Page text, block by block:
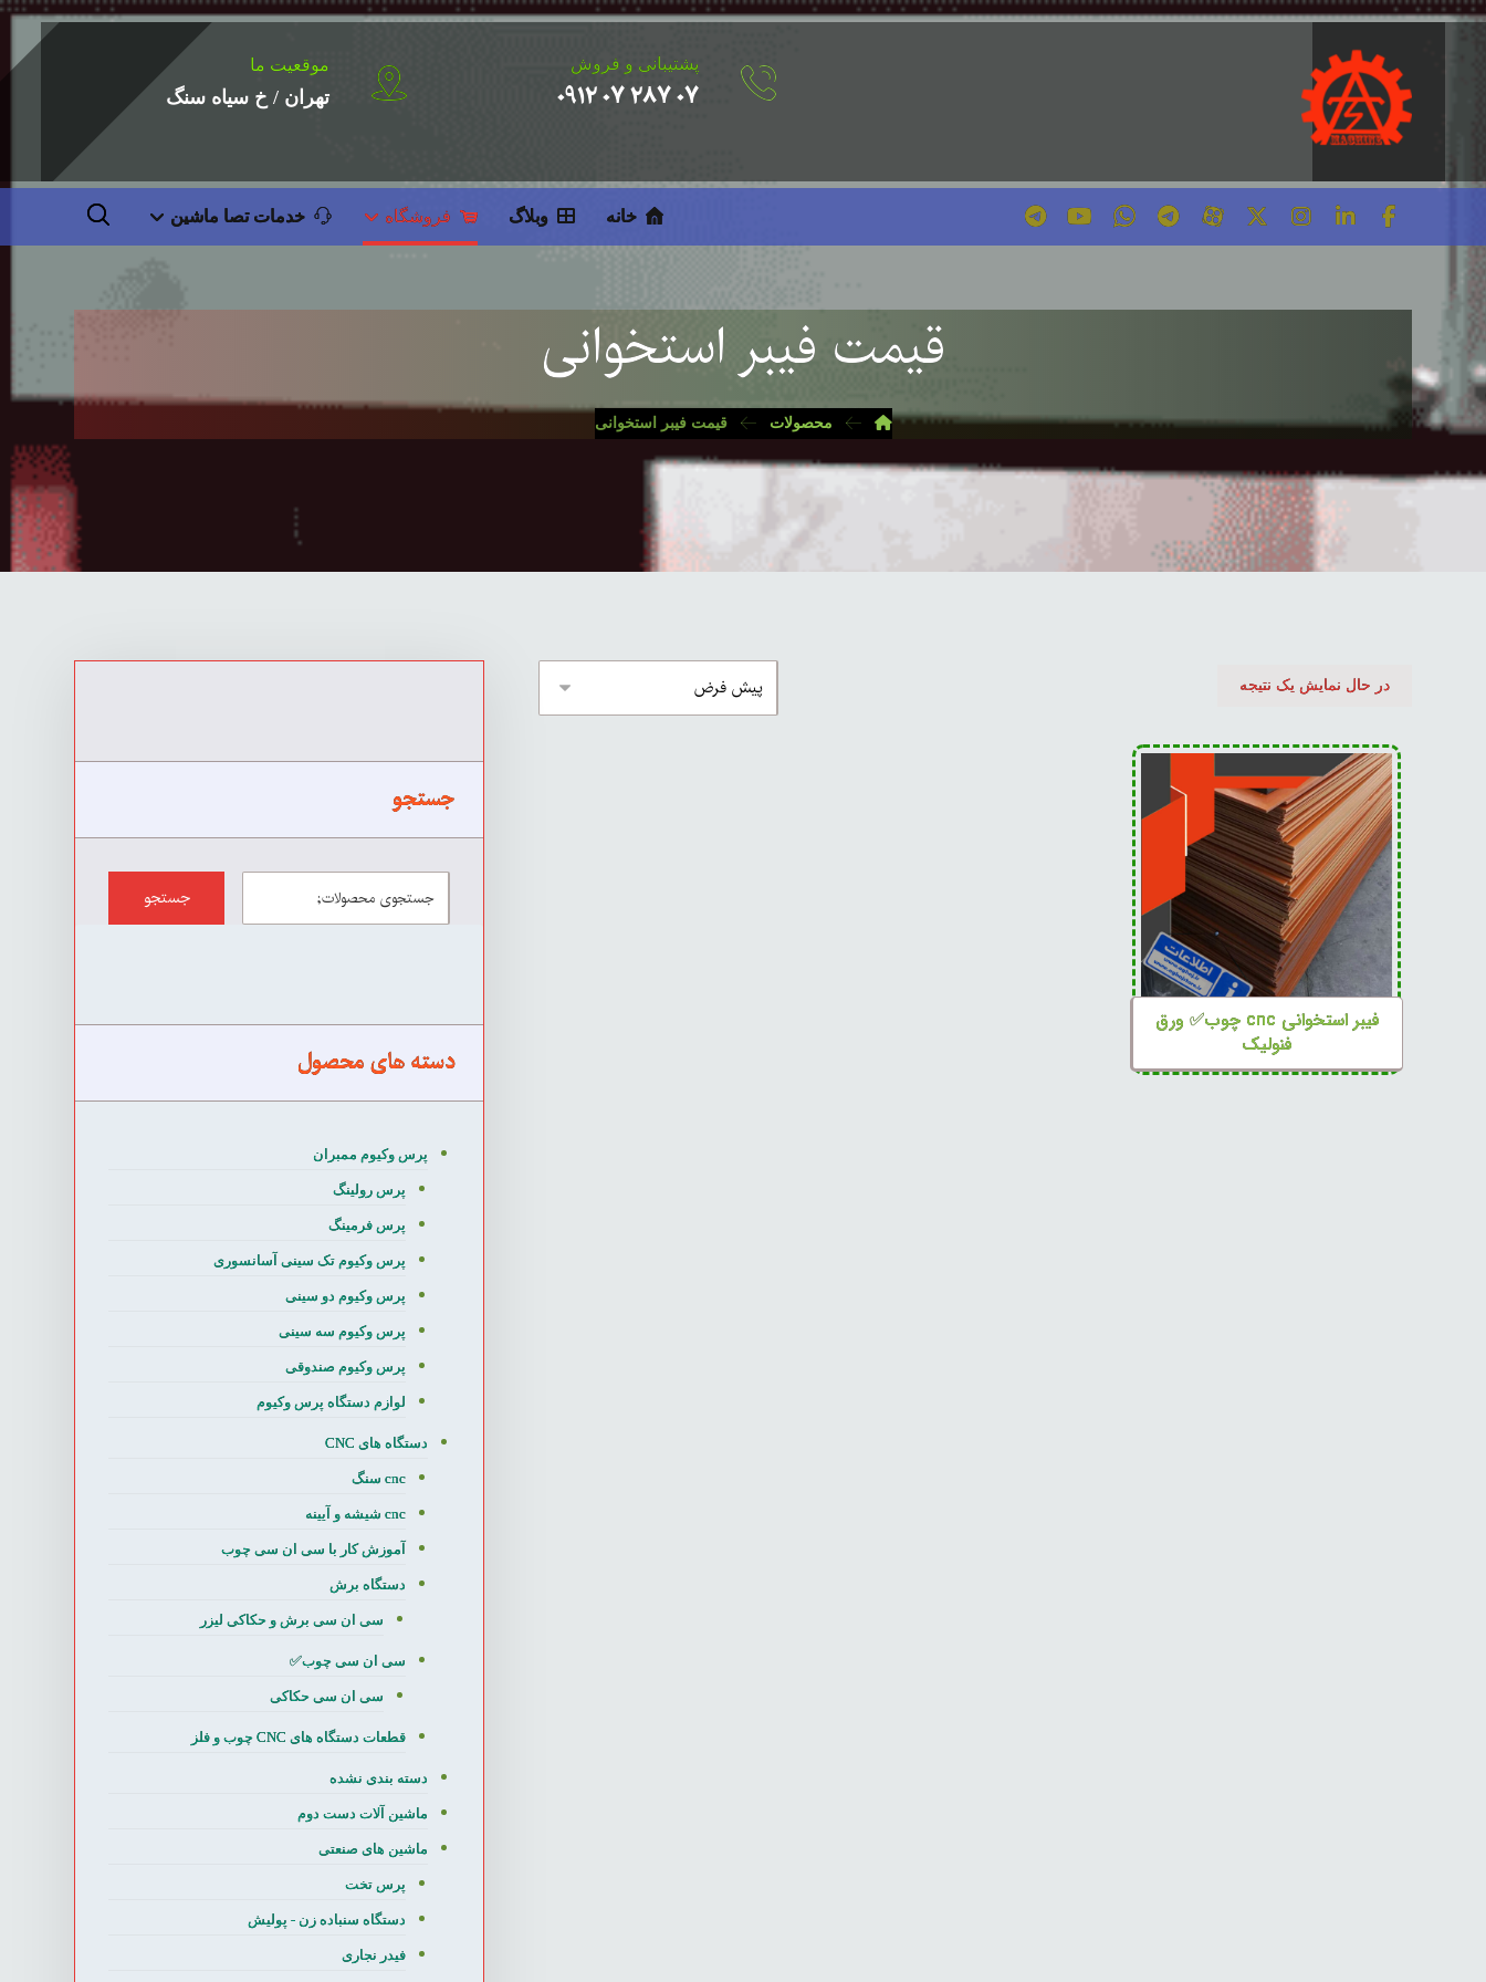
پشتیبانی و فروش
۰۷ ۲۸۷ ۰۷ ۰۹۱۲
موقعیت ما
تهران / خ سیاه سنگ
خانه وبلاگ فروشگاه خدمات تصا ماشین
قیمت فیبر استخوانی
محصولات قیمت فیبر استخوانی
در حال نمایش یک نتیجه
فیبر استخوانی cnc چوب✅ ورق
فنولیک
جستجو
جستجو
دسته های محصول
پرس وکیوم ممبران
پرس رولینگ
پرس فرمینگ
پرس وکیوم تک سینی آسانسوری
پرس وکیوم دو سینی
پرس وکیوم سه سینی
پرس وکیوم صندوقی
لوازم دستگاه پرس وکیوم
دستگاه های CNC
cnc سنگ
cnc شیشه و آیینه
آموزش کار با سی ان سی چوب
دستگاه برش
سی ان سی برش و حکاکی لیزر
سی ان سی چوب✅
سی ان سی حکاکی
قطعات دستگاه های CNC چوب و فلز
دسته بندی نشده
ماشین آلات دست دوم
ماشین های صنعتی
پرس تخت
دستگاه سنباده زن - پولیش
فیدر نجاری